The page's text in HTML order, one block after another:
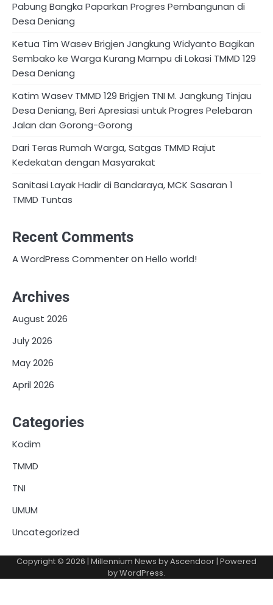
Pabung Bangka Paparkan Progres Pembangunan di
Desa Deniang
Ketua Tim Wasev Brigjen Jangkung Widyanto Bagikan
Sembako ke Warga Kurang Mampu di Lokasi TMMD 129
Desa Deniang
Katim Wasev TMMD 129 Brigjen TNI M. Jangkung Tinjau
Desa Deniang, Beri Apresiasi untuk Progres Pelebaran
Jalan dan Gorong-Gorong
Dari Teras Rumah Warga, Satgas TMMD Rajut
Kedekatan dengan Masyarakat
Sanitasi Layak Hadir di Bandaraya, MCK Sasaran 1
TMMD Tuntas
Recent Comments
A WordPress CommenteronHello world!
Archives
August 2026
July 2026
May 2026
April 2026
Categories
Kodim
TMMD
TNI
UMUM
Uncategorized
Copyright © 2026 | Millennium News byAscendoor | Powered
byWordPress.